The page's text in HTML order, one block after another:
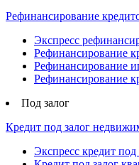
Рефинансирование
Экспресс
Рефинансирование
Рефинансирование
Рефинансирование
Под залог
Кредит под залог
Экспресс кредит